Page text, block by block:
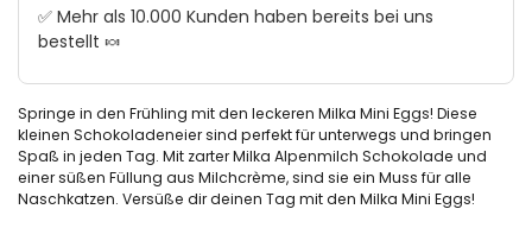
✅ Mehr als 10.000 Kunden haben bereits bei uns
bestellt 🍬
Springe in den Frühling mit den leckeren Milka Mini Eggs! Diese
kleinen Schokoladeneier sind perfekt für unterwegs und bringen
Spaß in jeden Tag. Mit zarter Milka Alpenmilch Schokolade und
einer süßen Füllung aus Milchcrème, sind sie ein Muss für alle
Naschkatzen. Versüße dir deinen Tag mit den Milka Mini Eggs!